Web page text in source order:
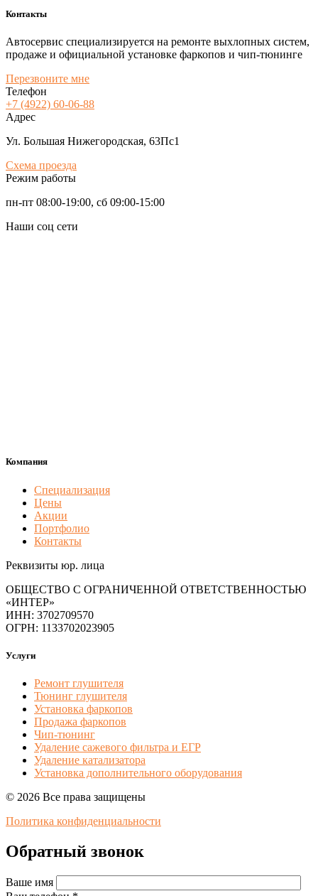
Контакты
Автосервис специализируется на ремонте выхлопных систем,
продаже и официальной установке фаркопов и чип-тюнинге
Перезвоните мне
Телефон
+7 (4922) 60-06-88
Адрес
Ул. Большая Нижегородская, 63Пс1
Схема проезда
Режим работы
пн-пт 08:00-19:00, сб 09:00-15:00
Наши соц сети
Компания
Специализация
Цены
Акции
Портфолио
Контакты
Реквизиты юр. лица
ОБЩЕСТВО С ОГРАНИЧЕННОЙ ОТВЕТСТВЕННОСТЬЮ
«ИНТЕР»
ИНН: 3702709570
ОГРН: 1133702023905
Услуги
Ремонт глушителя
Тюнинг глушителя
Установка фаркопов
Продажа фаркопов
Чип-тюнинг
Удаление сажевого фильтра и ЕГР
Удаление катализатора
Установка дополнительного оборудования
© 2026 Все права защищены
Политика конфиденциальности
Обратный звонок
Ваше имя